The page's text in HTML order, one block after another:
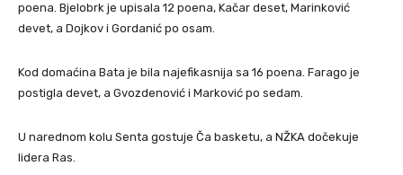
poena. Bjelobrk je upisala 12 poena, Kačar deset, Marinković
devet, a Dojkov i Gordanić po osam.
Kod domaćina Bata je bila najefikasnija sa 16 poena. Farago je
postigla devet, a Gvozdenović i Marković po sedam.
U narednom kolu Senta gostuje Ča basketu, a NŽKA dočekuje
lidera Ras.